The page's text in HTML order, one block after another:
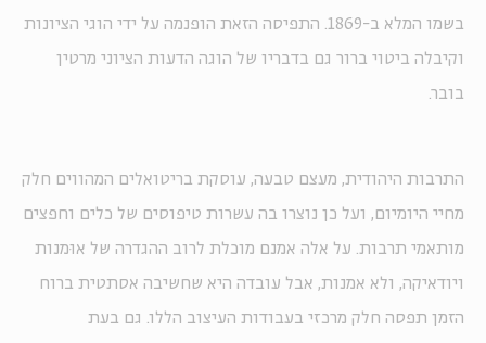
בשמו המלא ב-1869. התפיסה הזאת הופנמה על ידי הוגי הציונות
וקיבלה ביטוי ברור גם בדבריו של הוגה הדעות הציוני מרטין
בובר.
התרבות היהודית, מעצם טבעה, עוסקת בריטואלים המהווים חלק
מחיי היומיום, ועל כן נוצרו בה עשרות טיפוסים של כלים וחפצים
מותאמי תרבות. על אלה אמנם מוכלת לרוב ההגדרה של אוּמנות
ויודאיקה, ולא אמנות, אבל עובדה היא שחשיבה אסתטית ברוח
הזמן תפסה חלק מרכזי בעבודות העיצוב הללו. גם בעת